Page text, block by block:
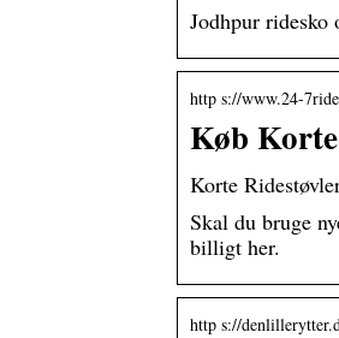
Jodhpur
http s://www.24-
Køb
Korte
Skal du bruge
billigt her.
http s://